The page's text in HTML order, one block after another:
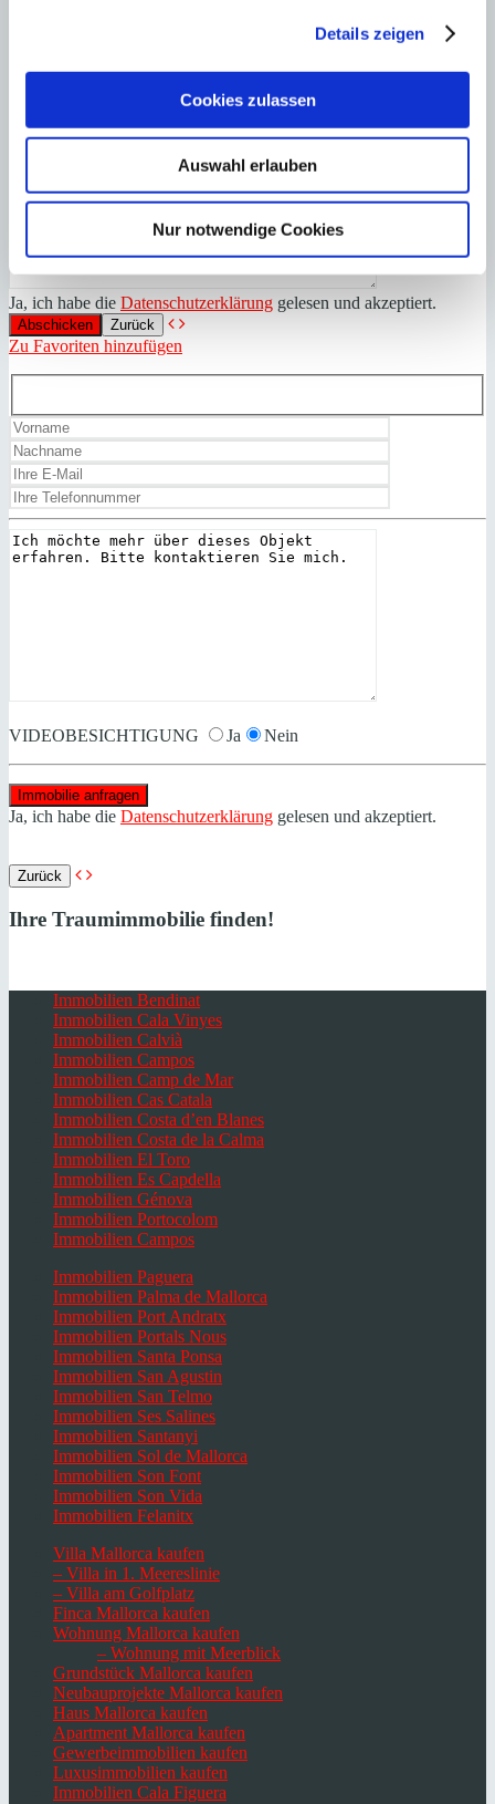
Details zeigen
Cookies zulassen
Auswahl erlauben
Nur notwendige Cookies
Ja, ich habe die Datenschutzerklärung gelesen und akzeptiert.
Zurück
Zu Favoriten hinzufügen
VIDEOBESICHTIGUNG Ja Nein
Ja, ich habe die Datenschutzerklärung gelesen und akzeptiert.
Zurück
Ihre Traumimmobilie finden!
Immobilien Bendinat
Immobilien Cala Vinyes
Immobilien Calvià
Immobilien Campos
Immobilien Camp de Mar
Immobilien Cas Catala
Immobilien Costa d’en Blanes
Immobilien Costa de la Calma
Immobilien El Toro
Immobilien Es Capdella
Immobilien Génova
Immobilien Portocolom
Immobilien Campos
Immobilien Paguera
Immobilien Palma de Mallorca
Immobilien Port Andratx
Immobilien Portals Nous
Immobilien Santa Ponsa
Immobilien San Agustin
Immobilien San Telmo
Immobilien Ses Salines
Immobilien Santanyi
Immobilien Sol de Mallorca
Immobilien Son Font
Immobilien Son Vida
Immobilien Felanitx
Villa Mallorca kaufen
– Villa in 1. Meereslinie
– Villa am Golfplatz
Finca Mallorca kaufen
Wohnung Mallorca kaufen
– Wohnung mit Meerblick
Grundstück Mallorca kaufen
Neubauprojekte Mallorca kaufen
Haus Mallorca kaufen
Apartment Mallorca kaufen
Gewerbeimmobilien kaufen
Luxusimmobilien kaufen
Immobilien Cala Figuera